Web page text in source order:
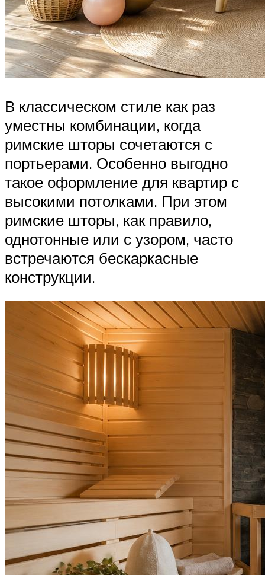
В классическом стиле как раз
уместны комбинации, когда
римские шторы сочетаются с
портьерами. Особенно выгодно
такое оформление для квартир с
высокими потолками. При этом
римские шторы, как правило,
однотонные или с узором, часто
встречаются бескаркасные
конструкции.